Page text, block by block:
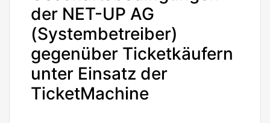
der NET-UP AG
(Systembetreiber)
gegenüber Ticketkäufern
unter Einsatz der
TicketMachine